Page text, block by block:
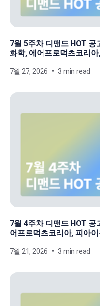
7월 5주차 디맨드 HOT 공
화학, 에어프로덕츠코리아
7월 27, 2026 3 min read
7월 4주차 디맨드 HOT 공
어프로덕츠코리아, 피아
7월 21, 2026 3 min read